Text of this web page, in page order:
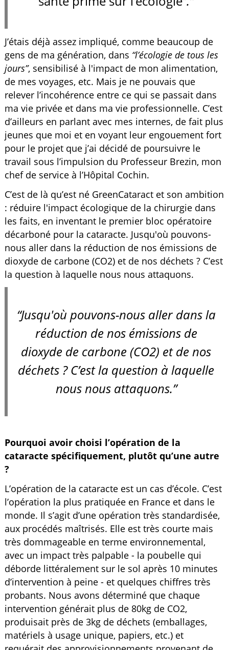
J’étais déjà assez impliqué, comme beaucoup de
gens de ma génération, dans “l’écologie de tous les
jours”, sensibilisé à l'impact de mon alimentation,
de mes voyages, etc. Mais je ne pouvais que
relever l’incohérence entre ce qui se passait dans
ma vie privée et dans ma vie professionnelle. C’est
d’ailleurs en parlant avec mes internes, de fait plus
jeunes que moi et en voyant leur engouement fort
pour le projet que j’ai décidé de poursuivre le
travail sous l’impulsion du Professeur Brezin, mon
chef de service à l’Hôpital Cochin.
C’est de là qu’est né GreenCataract et son ambition
: réduire l'impact écologique de la chirurgie dans
les faits, en inventant le premier bloc opératoire
décarboné pour la cataracte. Jusqu'où pouvons-
nous aller dans la réduction de nos émissions de
dioxyde de carbone (CO2) et de nos déchets ? C’est
la question à laquelle nous nous attaquons.
“Jusqu'où pouvons-nous aller dans la
réduction de nos émissions de
dioxyde de carbone (CO2) et de nos
déchets ? C’est la question à laquelle
nous nous attaquons.”
Pourquoi avoir choisi l’opération de la
cataracte spécifiquement, plutôt qu’une autre
?
L’opération de la cataracte est un cas d’école. C’est
l’opération la plus pratiquée en France et dans le
monde. Il s’agit d’une opération très standardisée,
aux procédés maîtrisés. Elle est très courte mais
très dommageable en terme environnemental,
avec un impact très palpable - la poubelle qui
déborde littéralement sur le sol après 10 minutes
d’intervention à peine - et quelques chiffres très
probants. Nous avons déterminé que chaque
intervention générait plus de 80kg de CO2,
produisait près de 3kg de déchets (emballages,
matériels à usage unique, papiers, etc.) et